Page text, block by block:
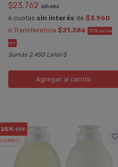
$23.762 $31.682
6 cuotas sin interés de $3.960
ó Transferencia $21.386 10% EXTRA
OFF
Sumás 2.450 Leloir$
Agregar al carrito
25% OFF
COMBO